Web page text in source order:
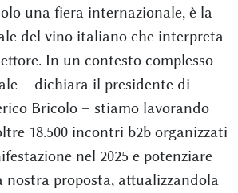
una fiera internazionale, è la
del vino italiano che interpreta
In un contesto complesso
– dichiara il presidente di
Bricolo – stiamo lavorando
18.500 incontri b2b organizzati
nel 2025 e potenziare
nostra proposta, attualizzandola